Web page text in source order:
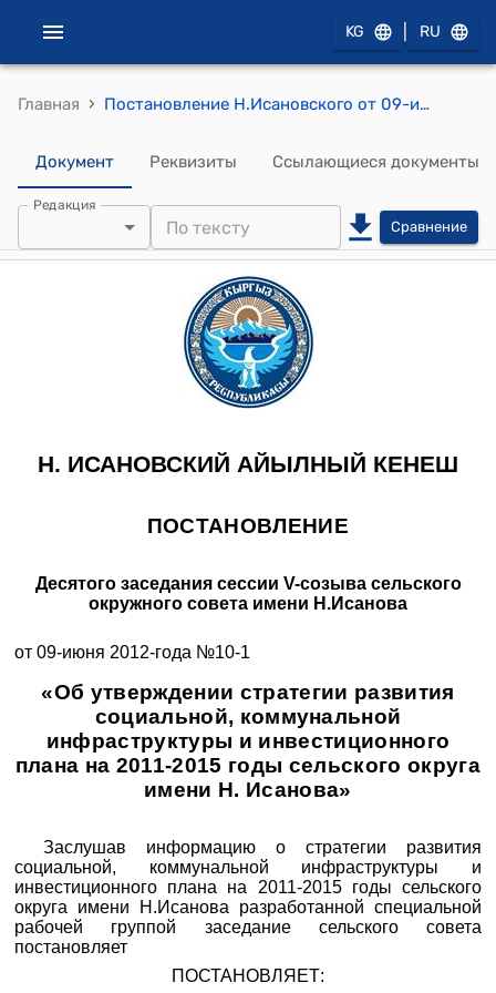
KG RU
Главная › Постановление Н.Исановского от 09-июня 2012-года №10-1 "«Об утверждении стратегии развития социальной, коммунальной инфраструктуры и инвестиционного плана на 2011-2015 годы сельского округа имени Н. Исанова»"
Документ Реквизиты Ссылающиеся документы
Редакция
Сравнение